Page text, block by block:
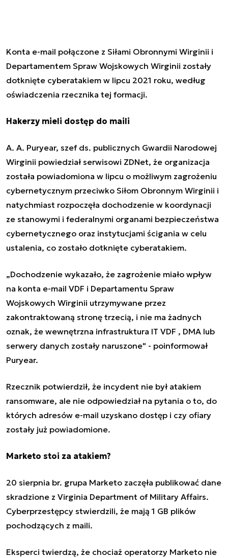
Konta e-mail połączone z Siłami Obronnymi Wirginii i
Departamentem Spraw Wojskowych Wirginii zostały
dotknięte cyberatakiem w lipcu 2021 roku, według
oświadczenia rzecznika tej formacji.
Hakerzy mieli dostęp do maili
A. A. Puryear, szef ds. publicznych Gwardii Narodowej
Wirginii powiedział serwisowi ZDNet, że organizacja
została powiadomiona w lipcu o możliwym zagrożeniu
cybernetycznym przeciwko Siłom Obronnym Wirginii i
natychmiast rozpoczęła dochodzenie w koordynacji
ze stanowymi i federalnymi organami bezpieczeństwa
cybernetycznego oraz instytucjami ścigania w celu
ustalenia, co zostało dotknięte cyberatakiem.
„Dochodzenie wykazało, że zagrożenie miało wpływ
na konta e-mail VDF i Departamentu Spraw
Wojskowych Wirginii utrzymywane przez
zakontraktowaną stronę trzecią, i nie ma żadnych
oznak, że wewnętrzna infrastruktura IT VDF , DMA lub
serwery danych zostały naruszone" - poinformował
Puryear.
Rzecznik potwierdził, że incydent nie był atakiem
ransomware, ale nie odpowiedział na pytania o to, do
których adresów e-mail uzyskano dostęp i czy ofiary
zostały już powiadomione.
Marketo stoi za atakiem?
20 sierpnia br. grupa Marketo zaczęła publikować dane
skradzione z Virginia Department of Military Affairs.
Cyberprzestępcy stwierdzili, że mają 1 GB plików
pochodzących z maili.
Eksperci twierdzą, że chociaż operatorzy Marketo nie